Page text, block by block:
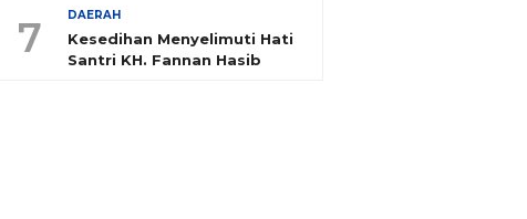
7 DAERAH
Kesedihan Menyelimuti Hati
Santri KH. Fannan Hasib